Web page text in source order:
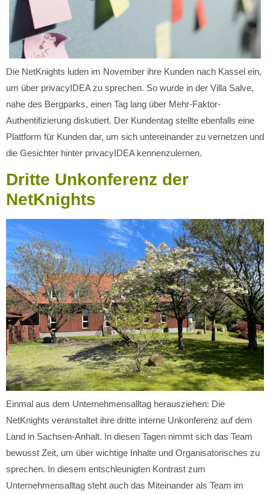
Die NetKnights luden im November ihre Kunden nach Kassel ein,
um über privacyIDEA zu sprechen. So wurde in der Villa Salve,
nahe des Bergparks, einen Tag lang über Mehr-Faktor-
Authentifizierung diskutiert. Der Kundentag stellte ebenfalls eine
Plattform für Kunden dar, um sich untereinander zu vernetzen und
die Gesichter hinter privacyIDEA kennenzulernen.
Dritte Unkonferenz der
NetKnights
Einmal aus dem Unternehmensalltag herausziehen: Die
NetKnights veranstaltet ihre dritte interne Unkonferenz auf dem
Land in Sachsen-Anhalt. In diesen Tagen nimmt sich das Team
bewusst Zeit, um über wichtige Inhalte und Organisatorisches zu
sprechen. In diesem entschleunigten Kontrast zum
Unternehmensalltag steht auch das Miteinander als Team im